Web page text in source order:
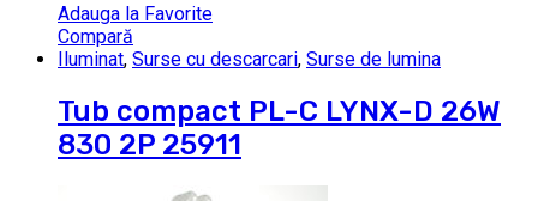
Adauga la Favorite
Compară
Iluminat, Surse cu descarcari, Surse de lumina
Tub compact PL-C LYNX-D 26W
830 2P 25911